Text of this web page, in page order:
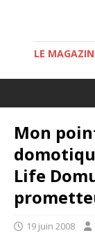
LE
Mon
Life
19 juin 2008